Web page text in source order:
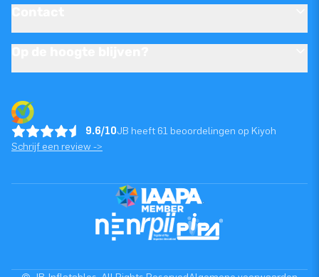
9.6/10JB heeft 61 beoordelingen op Kiyoh
Schrijf een review ->